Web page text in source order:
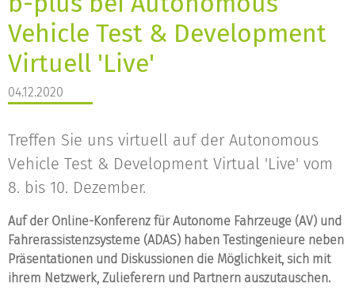
Vehicle Test & Development
Virtuell 'Live'
04.12.2020
Treffen Sie uns virtuell auf der Autonomous
Vehicle Test & Development Virtual 'Live' vom
8. bis 10. Dezember.
Auf der Online-Konferenz für Autonome Fahrzeuge (AV) und
Fahrerassistenzsysteme (ADAS) haben Testingenieure neben
Präsentationen und Diskussionen die Möglichkeit, sich mit
ihrem Netzwerk, Zulieferern und Partnern auszutauschen.